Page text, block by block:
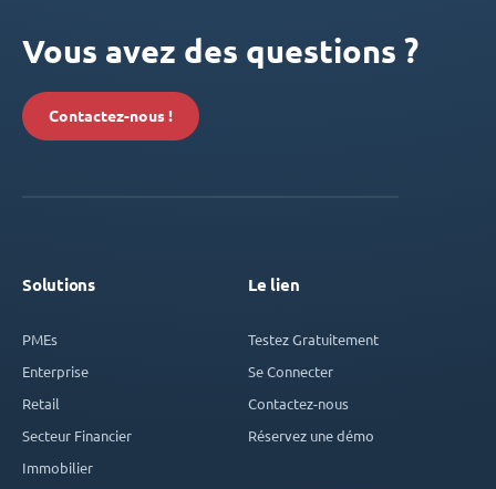
Vous avez des questions ?
Contactez-nous !
Solutions
PMEs
Enterprise
Retail
Secteur Financier
Immobilier
Le lien
Testez Gratuitement
Se Connecter
Contactez-nous
Réservez une démo